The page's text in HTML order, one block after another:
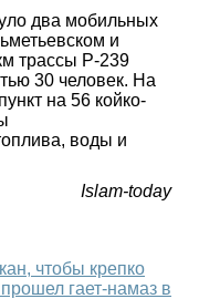
два мобильных
и
трассы Р-239
30 человек. На
на 56 койко-
воды и
Islam-today
чтобы крепко
гает-намаз в